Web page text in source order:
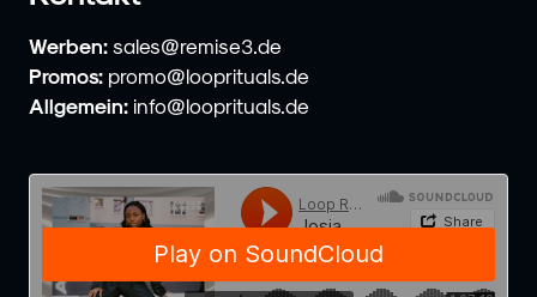
Werben: sales@remise3.de
Promos: promo@looprituals.de
Allgemein: info@looprituals.de